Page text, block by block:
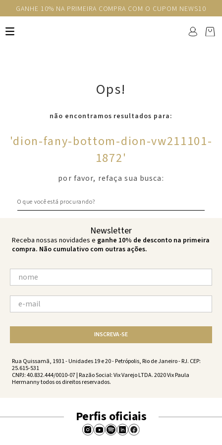
GANHE 10% NA PRIMEIRA COMPRA COM O CUPOM NEWS10
Ops!
não encontramos resultados para:
'dion-fany-bottom-dion-vw211101-
1872'
por favor, refaça sua busca:
Newsletter
Receba nossas novidades e ganhe 10% de desconto na primeira
compra. Não cumulativo com outras ações.
INSCREVA-SE
Rua Quissamã, 1931 - Unidades 19 e 20 - Petrópolis, Rio de Janeiro - RJ. CEP:
25.615-531
CNPJ: 40.832.444/0010-07 | Razão Social: Vix Varejo LTDA. 2020 Vix Paula
Hermanny todos os direitos reservados.
Perfis oficiais